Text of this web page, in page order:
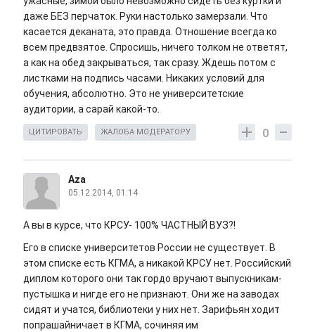
даже БЕЗ перчаток. Руки настолько замерзали. Что
касается деканата, это правда. Отношение всегда ко
всем предвзятое. Спросишь, ничего толком не ответят,
а как на обед закрываться, так сразу. Ждешь потом с
листками на подпись часами. Никаких условий для
обучения, абсолютно. Это не университетские
аудитории, а сарай какой-то.
0
ЦИТИРОВАТЬ ЖАЛОБА МОДЕРАТОРУ
Aza
05.12.2014, 01:14
А вы в курсе, что КРСУ- 100% ЧАСТНЫЙ ВУЗ?!
Его в списке университетов России не существует. В
этом списке есть КГМА, а никакой КРСУ нет. Российский
диплом которого они так гордо вручают выпускникам-
пустышка и нигде его не признают. Они же на заводах
сидят и учатся, библиотеки у них нет. Зарифьян ходит
попрашайничает в КГМА, сочиняя им